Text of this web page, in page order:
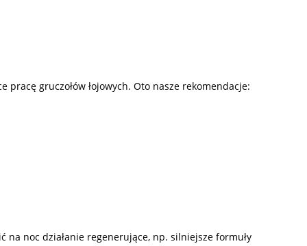
gruczołów łojowych. Oto nasze rekomendacje:
na noc działanie regenerujące, np. silniejsze formuły